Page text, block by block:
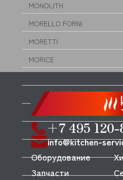
MONOLITH
MORELLO FORNI
MORETTI
MORICE
MUSSO
MVQ
NEMOX
NOPEIN
+7 495 120-
info@kitchen-
Оборудование
Запчасти